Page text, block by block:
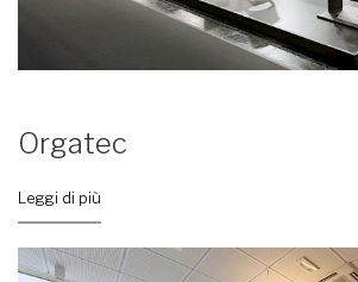
Orgatec
Leggi di più